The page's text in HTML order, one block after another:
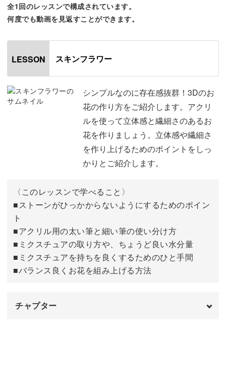
◆花芯にストーンをのせて仕上げてもひっかからないよう
にするためのポイント
◆アクリル用の太い筆と細い筆の使い分け方
◆ミクスチュアの取り方や、ちょうど良い水分量
などなど、その他の3Dアートに応用ができる技法やポイ
ントをたっぷりとレクチャーしていきます。
ラーアレンジは自由自在。カラーパウダーを使う際の、パ
ウダーの下準備の方法もレクチャーしているので、合わせ
てマスターしてみてください。
また、今回は花芯にストーンを置いて仕上げていますが、
アクリルを使って花芯まで仕上げる際の方法もレクチャー
アクリルを使った3Dアートは、直接お爪の上に施術する
全1回のレッスンで構成されています。
何度でも動画を見返すことができます。
LESSON スキンフラワー
シンプルなのに存在感抜群！3Dのお
花の作り方をご紹介します。アクリ
ルを使って立体感と繊細さのあるお
花を作りましょう。立体感や繊細さ
を作り上げるためのポイントをしっ
かりとご紹介します。
〈このレッスンで学べること〉
■ストーンがひっかからないようにするためのポイン
ト
■アクリル用の太い筆と細い筆の使い分け方
■ミクスチュアの取り方や、ちょうど良い水分量
■ミクスチュアを持ちを良くするためのひと手間
■バランス良くお花を組み上げる方法
チャプター